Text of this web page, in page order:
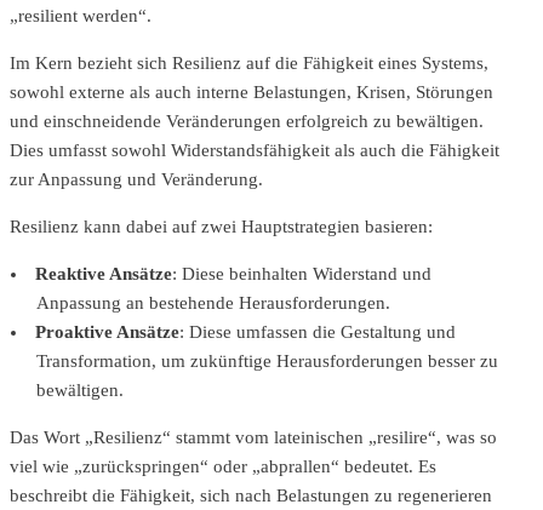
„resilient werden“.
Im Kern bezieht sich Resilienz auf die Fähigkeit eines Systems,
sowohl externe als auch interne Belastungen, Krisen, Störungen
und einschneidende Veränderungen erfolgreich zu bewältigen.
Dies umfasst sowohl Widerstandsfähigkeit als auch die Fähigkeit
zur Anpassung und Veränderung.
Resilienz kann dabei auf zwei Hauptstrategien basieren:
Reaktive Ansätze: Diese beinhalten Widerstand und
Anpassung an bestehende Herausforderungen.
Proaktive Ansätze: Diese umfassen die Gestaltung und
Transformation, um zukünftige Herausforderungen besser zu
bewältigen.
Das Wort „Resilienz“ stammt vom lateinischen „resilire“, was so
viel wie „zurückspringen“ oder „abprallen“ bedeutet. Es
beschreibt die Fähigkeit, sich nach Belastungen zu regenerieren